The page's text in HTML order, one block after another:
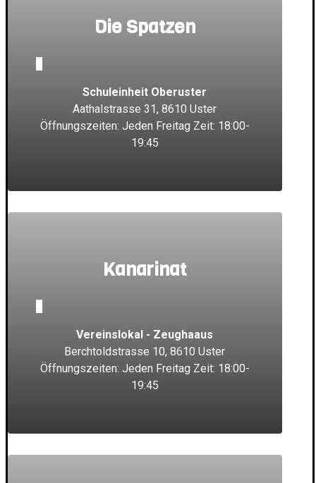
Die Spatzen
Schuleinheit Oberuster
Aathalstrasse 31, 8610 Uster
Öffnungszeiten: Jeden Freitag Zeit: 18:00-
19:45
Kanarinat
Vereinslokal - Zeughaaus
Berchtoldstrasse 10, 8610 Uster
Öffnungszeiten: Jeden Freitag Zeit: 18:00-
19:45